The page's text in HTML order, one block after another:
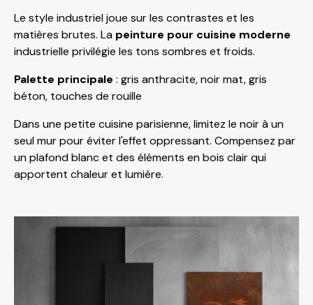
Le style industriel joue sur les contrastes et les
matières brutes. La peinture pour cuisine moderne
industrielle privilégie les tons sombres et froids.
Palette principale : gris anthracite, noir mat, gris
béton, touches de rouille
Dans une petite cuisine parisienne, limitez le noir à un
seul mur pour éviter l'effet oppressant. Compensez par
un plafond blanc et des éléments en bois clair qui
apportent chaleur et lumière.